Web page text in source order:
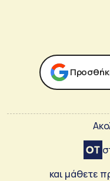
και μάθετε